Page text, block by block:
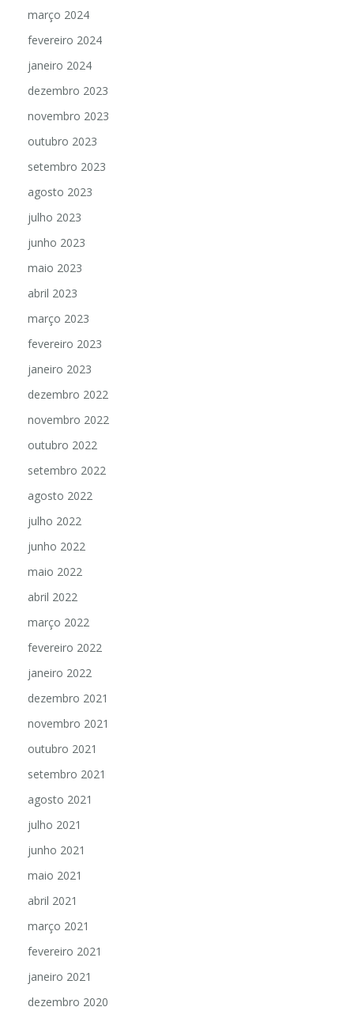
março 2024
fevereiro 2024
janeiro 2024
dezembro 2023
novembro 2023
outubro 2023
setembro 2023
agosto 2023
julho 2023
junho 2023
maio 2023
abril 2023
março 2023
fevereiro 2023
janeiro 2023
dezembro 2022
novembro 2022
outubro 2022
setembro 2022
agosto 2022
julho 2022
junho 2022
maio 2022
abril 2022
março 2022
fevereiro 2022
janeiro 2022
dezembro 2021
novembro 2021
outubro 2021
setembro 2021
agosto 2021
julho 2021
junho 2021
maio 2021
abril 2021
março 2021
fevereiro 2021
janeiro 2021
dezembro 2020